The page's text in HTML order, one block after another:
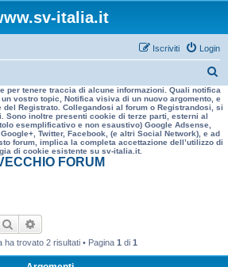
italia.it
Login
Iscriviti
e
r
a
per tenere traccia di alcune informazioni. Quali notifica
vostro topic, Notifica visiva di un nuovo argomento, e
del Registrato. Collegandosi al forum o Registrandosi, si
Sono inoltre presenti cookie di terze parti, esterni al
esemplificativo e non esaustivo) Google Adsense,
Twitter, Facebook, (e altri Social Network), e ad
forum, implica la completa accettazione dell’utilizzo di
di cookie esistente su sv-italia.it.
FORUM
Cerca
ha trovato 2 risultati • Pagina 1 di 1